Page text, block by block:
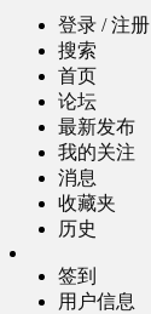
登录 / 注册
搜索
首页
论坛
最新发布
我的关注
消息
收藏夹
历史
签到
用户信息